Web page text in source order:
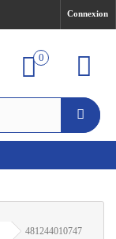
Connexion
0
481244010747